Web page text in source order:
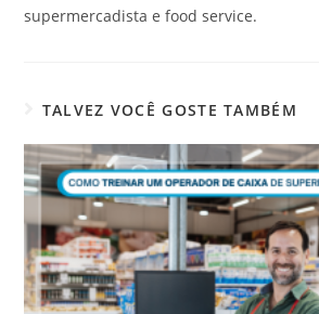
supermercadista e food service.
TALVEZ VOCÊ GOSTE TAMBÉM